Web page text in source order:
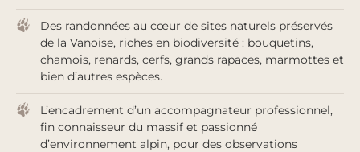
Des randonnées au cœur de sites naturels préservés
de la Vanoise, riches en biodiversité : bouquetins,
chamois, renards, cerfs, grands rapaces, marmottes et
bien d’autres espèces.
L’encadrement d’un accompagnateur professionnel,
fin connaisseur du massif et passionné
d’environnement alpin, pour des observations